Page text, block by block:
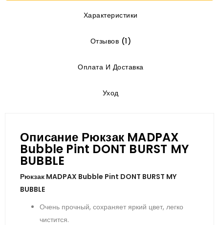
Характеристики
Отзывов (1)
Оплата И Доставка
Уход
Описание Рюкзак MADPAX
Bubble Pint DONT BURST MY
BUBBLE
Рюкзак MADPAX Bubble Pint DONT BURST MY
BUBBLE
Очень прочный, сохраняет яркий цвет, легко
чистится.